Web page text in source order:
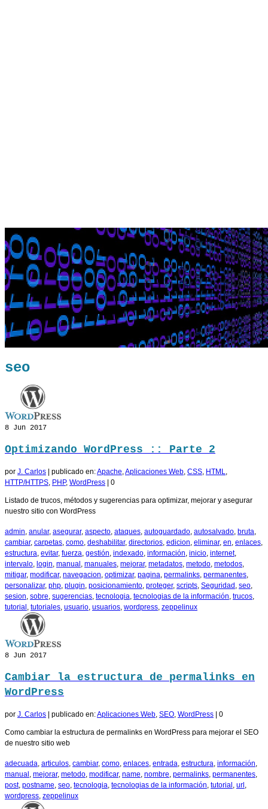
seo
8 Jun 2017
Optimizando WordPress :: Parte 2
por J. Carlos publicado en:Apache,Aplicaciones Web, CSS, HTML,
HTTP/HTTPS, PHP, WordPress 0
Listado de trucos, métodos y sugerencias para optimizar, mejorar y asegurar
nuestro sitio con WordPress
admin, anular, asegurar, aspecto, ataques, autoguardado, autosalvado, bruta,
cambiar, carpetas, como, deshabilitar, directorios, edicion, eliminar, en, enlaces,
estructura, evitar, fuerza, gestión, indexado, información, inicio, internet,
intervalo, login, manual , manuales, mejorar, metadatos, metodo, metodos,
mitigar, modificar, navegacion, optimizar, pagina, permalinks, permanentes,
personalizar, php, plugin, posicionamiento, proteger, scripts, Seguridad , seo,
sesion, sobre, sugerencias, tecnologia, tecnologias de la información, trucos,
tutorial , tutoriales, usuario, usuarios, wordpress, zeppelinux
8 Jun 2017
Cambiar la estructura de permalinks en
WordPress
por J. Carlos publicado en:Aplicaciones Web, SEO, WordPress 0
Como cambiar la estructura de permalinks en WordPress para mejorar el SEO
de nuestro sitio web
adecuada, articulos, cambiar, como, enlaces, entrada, estructura, información,
manual , mejorar, metodo, modificar, name, nombre, permalinks, permanentes,
post, postname, seo, tecnologia, tecnologias de la información, tutorial , url ,
wordpress, zeppelinux